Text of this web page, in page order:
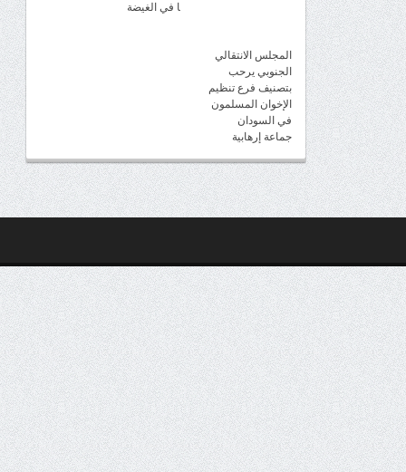
ا في الغيضة
المجلس الانتقالي
الجنوبي يرحب
بتصنيف فرع تنظيم
الإخوان المسلمون
في السودان
جماعة إرهابية